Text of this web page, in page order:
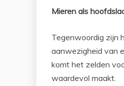
Mieren als
Tegenwoordig zijn
aanwezigheid van
komt het zelden
waardevol maakt.